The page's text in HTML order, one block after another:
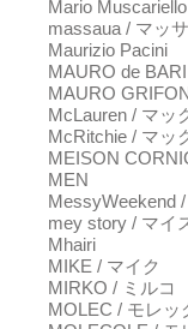
Mario
massaua / マッ
Maurizio Pacini
MAURO de
MAURO
McLauren / マッ
McRitchie / マッ
MEISON
MEN
MessyWeekend
mey story / マイ
Mhairi
MIKE / マイク
MIRKO / ミルコ
MOLEC / モレッ